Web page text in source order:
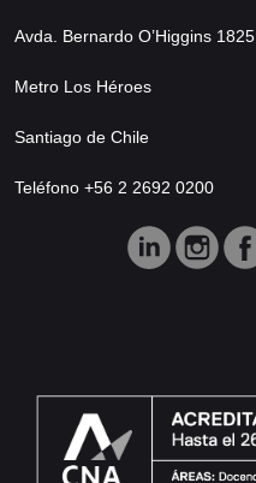
Avda. Bernardo O’Higgins 1825
Metro Los Héroes
Santiago de Chile
Teléfono +56 2 2692 0200